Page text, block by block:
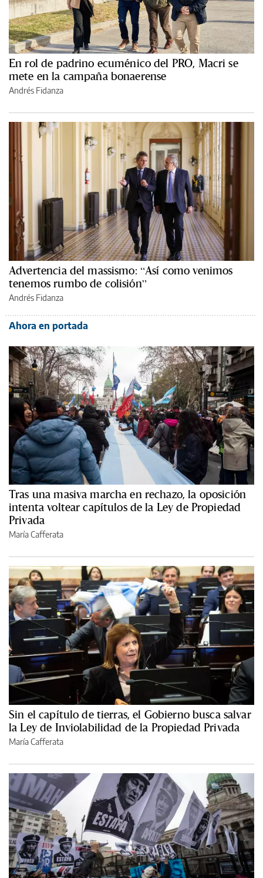
En rol de padrino ecuménico del PRO, Macri se
mete en la campaña bonaerense
Andrés Fidanza
Advertencia del massismo: “Así como venimos
tenemos rumbo de colisión”
Andrés Fidanza
Ahora en portada
Tras una masiva marcha en rechazo, la oposición
intenta voltear capítulos de la Ley de Propiedad
Privada
María Cafferata
Sin el capítulo de tierras, el Gobierno busca salvar
la Ley de Inviolabilidad de la Propiedad Privada
María Cafferata